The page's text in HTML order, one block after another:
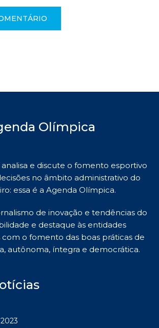
Olímpica
e discute o fomento esportivo
no âmbito administrativo do
essa é a Agenda Olímpica.
de inovação e tendências do
e destaque às entidades
o fomento das boas práticas de
autônoma, íntegra e democrática.